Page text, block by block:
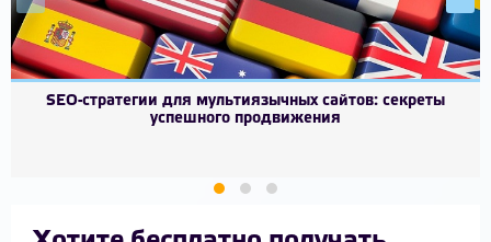
SEO-стратегии для мультиязычных сайтов: секреты
успешного продвижения